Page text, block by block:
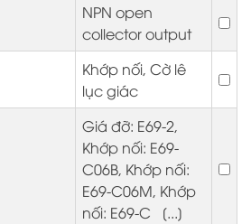
NPN open
collector output
Khớp nối, Cờ lê
lục giác
Giá đỡ: E69-2,
Khớp nối: E69-
C06B, Khớp nối:
E69-C06M, Khớp
nối: E69-C [...]